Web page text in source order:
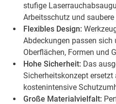
stufige
Arbeitsschutz und saubere
Flexibles Design:
Abdeckungen passen sich
Oberflächen, Formen und
Hohe Sicherheit: Das
Sicherheitskonzept
kostenintensive
Große Materialvielfalt: